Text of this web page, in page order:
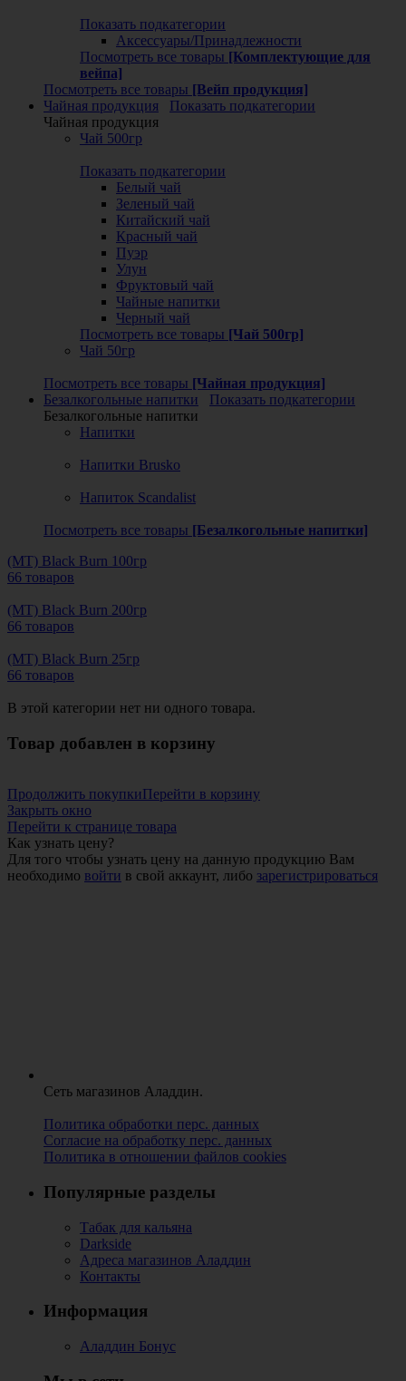
Показать подкатегории
Аксессуары/Принадлежности
Посмотреть все товары [Комплектующие для
вейпа]
Посмотреть все товары [Вейп продукция]
Чайная продукция
Показать подкатегории
Чайная продукция
Чай 500гр
Показать подкатегории
Белый чай
Зеленый чай
Китайский чай
Красный чай
Пуэр
Улун
Фруктовый чай
Чайные напитки
Черный чай
Посмотреть все товары [Чай 500гр]
Чай 50гр
Посмотреть все товары [Чайная продукция]
Безалкогольные напитки
Показать подкатегории
Безалкогольные напитки
Напитки
Напитки Brusko
Напиток Scandalist
Посмотреть все товары [Безалкогольные напитки]
(MT) Black Burn 100гр
66 товаров
(MT) Black Burn 200гр
66 товаров
(MT) Black Burn 25гр
66 товаров
В этой категории нет ни одного товара.
Товар добавлен в корзину
Продолжить покупкиПерейти в корзину
Закрыть окно
Перейти к странице товара
Как узнать цену?
Для того чтобы узнать цену на данную продукцию Вам
необходимо войти в свой аккаунт, либо зарегистрироваться
Сеть магазинов Аладдин.
Политика обработки перс. данных
Согласие на обработку перс. данных
Политика в отношении файлов cookies
Популярные разделы
Табак для кальяна
Darkside
Адреса магазинов Аладдин
Контакты
Информация
Аладдин Бонус